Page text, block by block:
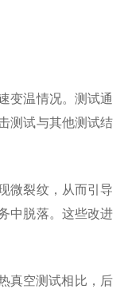
变温情况。测试通
测试与其他测试结
微裂纹，从而引导
中脱落。这些改进
真空测试相比，后